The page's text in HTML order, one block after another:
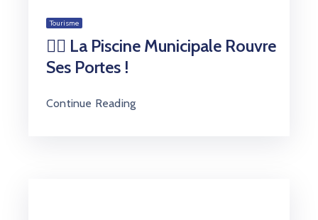
Tourisme
🏊‍♀️ La Piscine Municipale Rouvre
Ses Portes !
Continue Reading